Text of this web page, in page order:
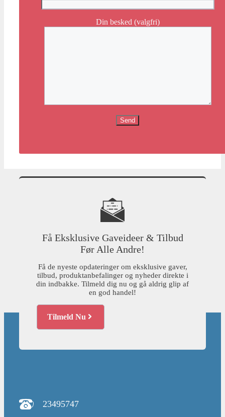
Din besked (valgfri)
Få Eksklusive Gaveideer & Tilbud
Før Alle Andre!
Få de nyeste opdateringer om eksklusive gaver,
tilbud, produktanbefalinger og nyheder direkte i
din indbakke. Tilmeld dig nu og gå aldrig glip af
en god handel!
Tilmeld Nu
23495747